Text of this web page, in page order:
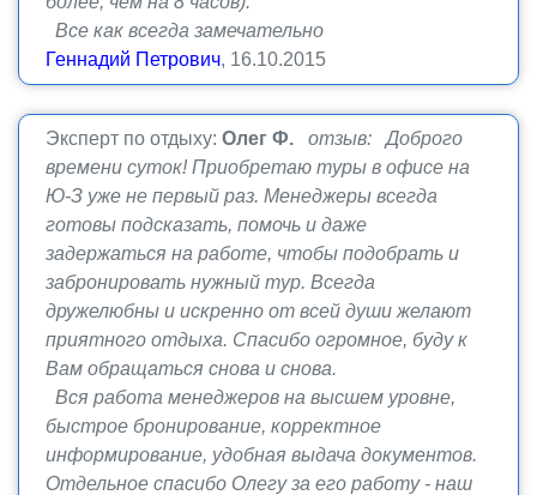
Все как всегда замечательно
Геннадий Петрович, 16.10.2015
Эксперт по отдыху: Олег Ф.
отзыв: Доброго
времени суток! Приобретаю туры в офисе на
Ю-З уже не первый раз. Менеджеры всегда
готовы подсказать, помочь и даже
задержаться на работе, чтобы подобрать и
забронировать нужный тур. Всегда
дружелюбны и искренно от всей души желают
приятного отдыха. Спасибо огромное, буду к
Вам обращаться снова и снова.
Вся работа менеджеров на высшем уровне,
быстрое бронирование, корректное
информирование, удобная выдача документов.
Отдельное спасибо Олегу за его работу - наш